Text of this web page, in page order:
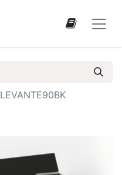
LEVANTE90BK